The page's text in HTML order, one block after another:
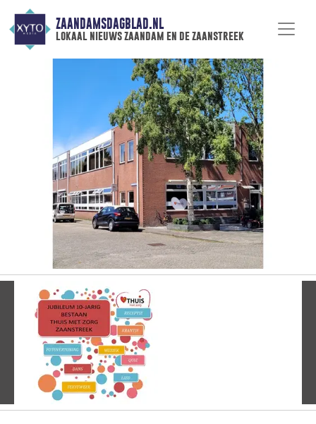
ZAANDAMSDAGBLAD.NL
lokaal nieuws zaandam en de zaanstreek